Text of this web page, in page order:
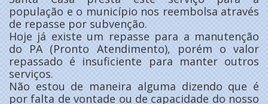
população e o município nos reembolsa através
de repasse por subvenção.
Hoje já existe um repasse para a manutenção
do PA (Pronto Atendimento), porém o valor
repassado é insuficiente para manter outros
serviços.
Não estou de maneira alguma dizendo que é
por falta de vontade ou de capacidade do nosso